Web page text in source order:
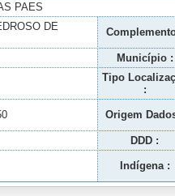
PAES
DE
Município :
Tipo
:
Origem
DDD :
Indígena :